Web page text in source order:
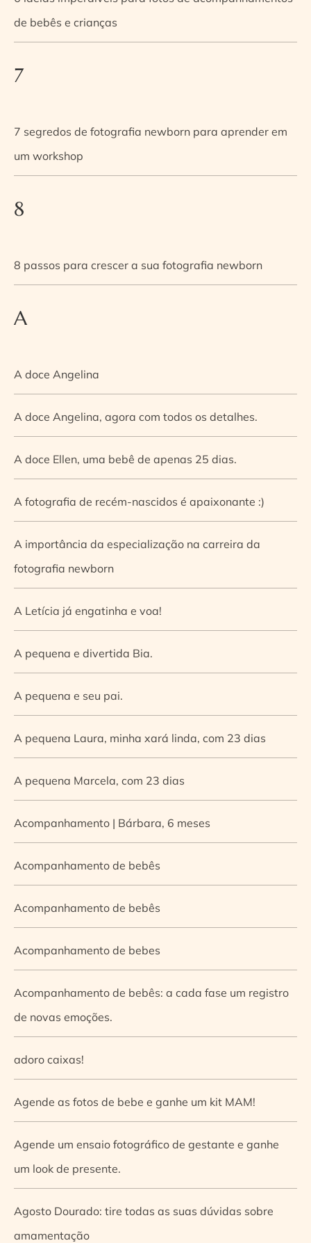
de bebês e crianças
7
7 segredos de fotografia newborn para aprender em
um workshop
8
8 passos para crescer a sua fotografia newborn
A
A doce Angelina
A doce Angelina, agora com todos os detalhes.
A doce Ellen, uma bebê de apenas 25 dias.
A fotografia de recém-nascidos é apaixonante :)
A importância da especialização na carreira da
fotografia newborn
A Letícia já engatinha e voa!
A pequena e divertida Bia.
A pequena e seu pai.
A pequena Laura, minha xará linda, com 23 dias
A pequena Marcela, com 23 dias
Acompanhamento | Bárbara, 6 meses
Acompanhamento de bebês
Acompanhamento de bebês
Acompanhamento de bebes
Acompanhamento de bebês: a cada fase um registro
de novas emoções.
adoro caixas!
Agende as fotos de bebe e ganhe um kit MAM!
Agende um ensaio fotográfico de gestante e ganhe
um look de presente.
Agosto Dourado: tire todas as suas dúvidas sobre
amamentação